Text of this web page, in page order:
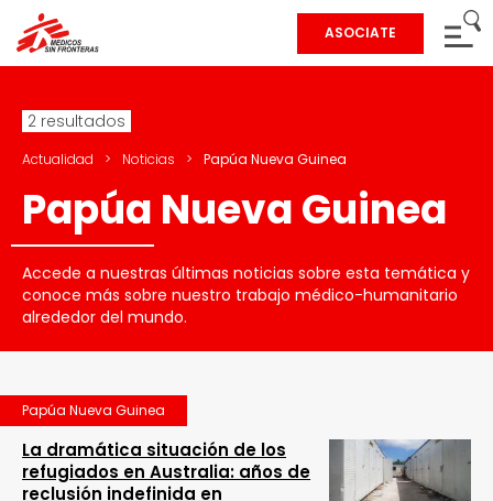
ASOCIATE
2 resultados
Actualidad > Noticias > Papúa Nueva Guinea
Papúa Nueva Guinea
Accede a nuestras últimas noticias sobre esta temática y
conoce más sobre nuestro trabajo médico-humanitario
alrededor del mundo.
Papúa Nueva Guinea
La dramática situación de los
refugiados en Australia: años de
reclusión indefinida en